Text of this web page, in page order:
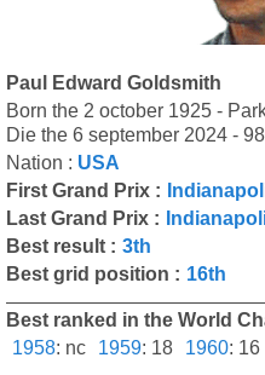
Paul Edward Goldsmith
Born the 2 october 1925 -
Die the 6 september 2024 -
Nation : USA
First Grand Prix :
Last Grand Prix :
Best result : 3th
Best grid position : 16th
Best ranked in the World
1958: nc 1959: 18 1960: 16